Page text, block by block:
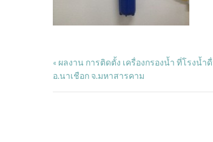
« ผลงาน การติดตั้ง เครื่องกรองน้ำ ที่โรงน้
อ.นาเชือก จ.มหาสารคาม